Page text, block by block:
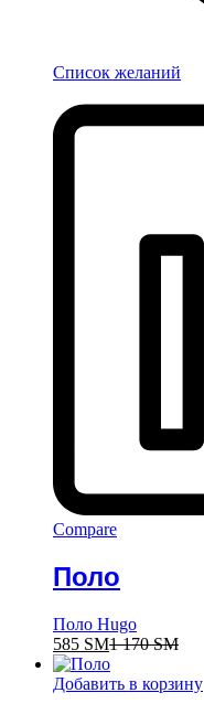
Список желаний
Compare
Поло
Поло Hugo
585 ЅМ1 170ЅМ
Добавить в корзину